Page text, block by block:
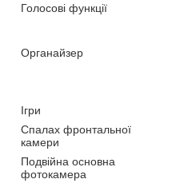
Голосові функції
Органайзер
Ігри
Спалах фронтальної
камери
Подвійна основна
фотокамера